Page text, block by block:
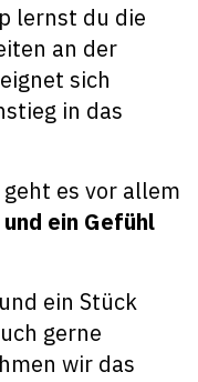
lernst du die
an der
sich
in das
es vor allem
ein Gefühl
ein Stück
gerne
wir das